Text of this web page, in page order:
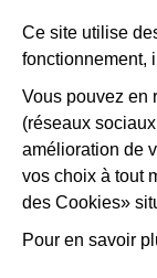
Politique
Ce site utilise
fonctionnement,
Vous pouvez en
(réseaux
amélioration de
vos choix à tout
des Cookies»
Pour en savoir